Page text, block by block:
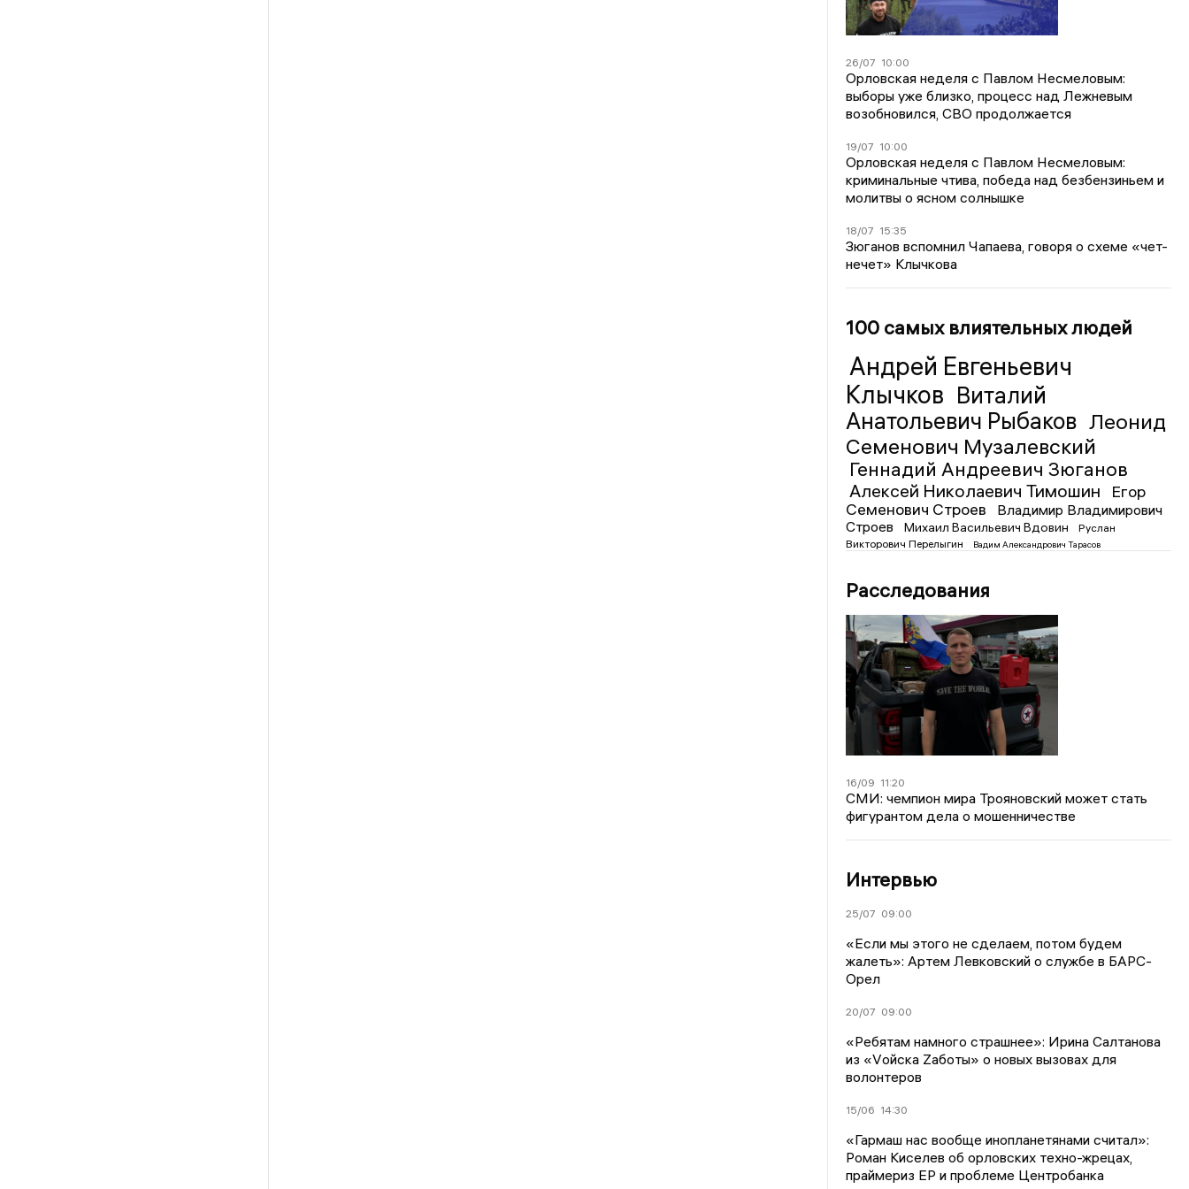
26/07 10:00
Орловская неделя с Павлом Несмеловым:
выборы уже близко, процесс над Лежневым
возобновился, СВО продолжается
19/07 10:00
Орловская неделя с Павлом Несмеловым:
криминальные чтива, победа над безбензиньем и
молитвы о ясном солнышке
18/07 15:35
Зюганов вспомнил Чапаева, говоря о схеме «чет-
нечет» Клычкова
100 самых влиятельных людей
Андрей Евгеньевич
Клычков Виталий
Анатольевич Рыбаков Леонид
Семенович Музалевский
Геннадий Андреевич Зюганов
Алексей Николаевич Тимошин
Егор
Семенович Строев
Владимир Владимирович
Строев
Михаил Васильевич Вдовин
Руслан
Викторович Перелыгин
Вадим Александрович Тарасов
Расследования
16/09 11:20
СМИ: чемпион мира Трояновский может стать
фигурантом дела о мошенничестве
Интервью
25/07 09:00
«Если мы этого не сделаем, потом будем
жалеть»: Артем Левковский о службе в БАРС-
Орел
20/07 09:00
«Ребятам намного страшнее»: Ирина Салтанова
из «Vойска Zаботы» о новых вызовах для
волонтеров
15/06 14:30
«Гармаш нас вообще инопланетянами считал»:
Роман Киселев об орловских техно-жрецах,
праймериз ЕР и проблеме Центробанка